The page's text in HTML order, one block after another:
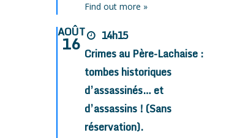
Find out more »
AOÛT
16
14h15
Crimes au Père-Lachaise :
tombes historiques
d’assassinés… et
d’assassins ! (Sans
réservation).